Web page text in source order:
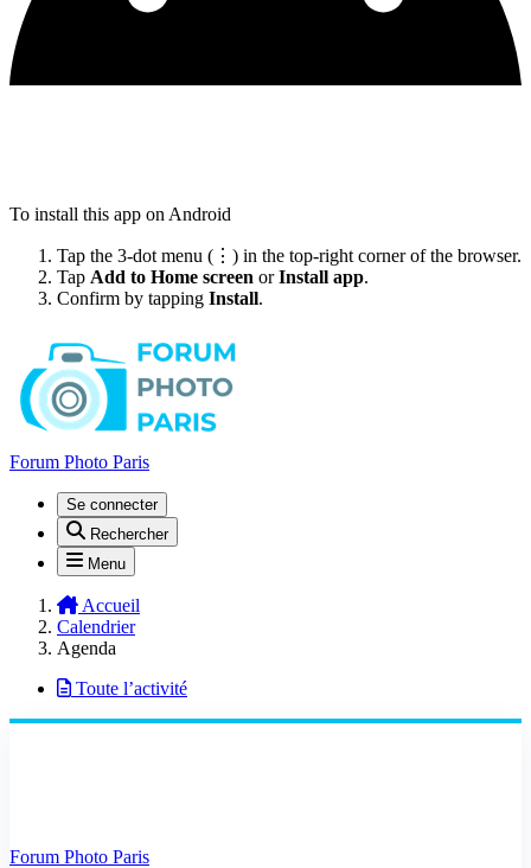
To install this app on Android
Tap the 3-dot menu (⋮) in the top-right corner of the browser.
Tap Add to Home screen orInstall app.
Confirm by tapping Install.
Forum Photo Paris
Se connecter
Rechercher
Menu
Accueil
Calendrier
Agenda
Toute l’activité
Forum Photo Paris